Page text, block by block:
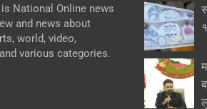
National Online news
and news about
world, video,
various categories.